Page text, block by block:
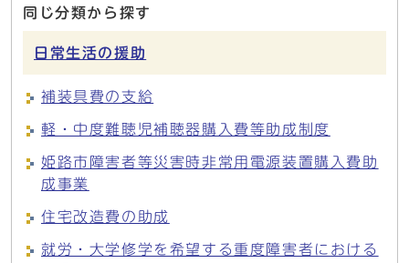
同じ分類から探す
日常生活の援助
補装具費の支給
軽・中度難聴児補聴器購入費等助成制度
姫路市障害者等災害時非常用電源装置購入費助
成事業
住宅改造費の助成
就労・大学修学を希望する重度障害者における